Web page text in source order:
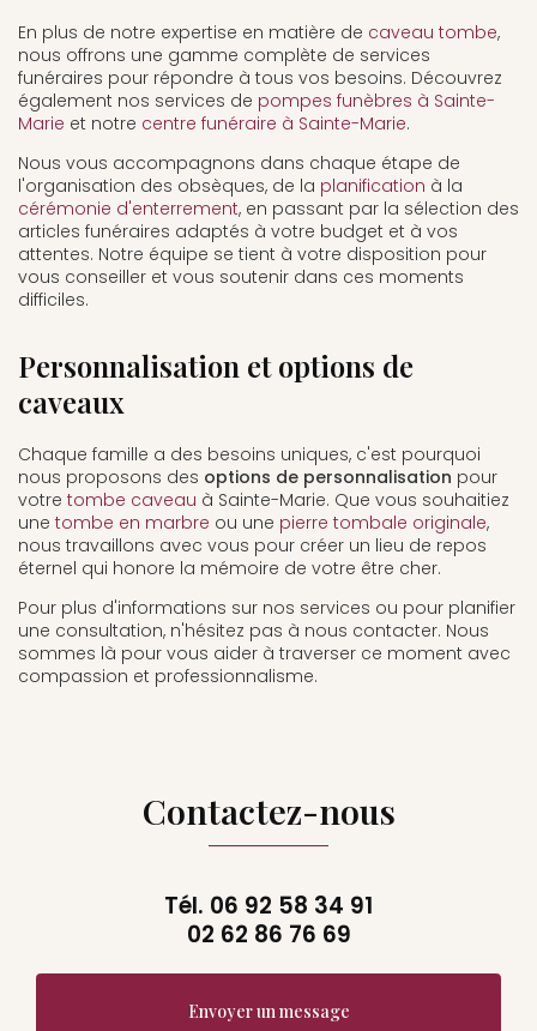
En plus de notre expertise en matière de caveau tombe,
nous offrons une gamme complète de services
funéraires pour répondre à tous vos besoins. Découvrez
également nos services de pompes funèbres à Sainte-
Marie et notre centre funéraire à Sainte-Marie.
Nous vous accompagnons dans chaque étape de
l'organisation des obsèques, de la planification à la
cérémonie d'enterrement, en passant par la sélection des
articles funéraires adaptés à votre budget et à vos
attentes. Notre équipe se tient à votre disposition pour
vous conseiller et vous soutenir dans ces moments
difficiles.
Personnalisation et options de
caveaux
Chaque famille a des besoins uniques, c'est pourquoi
nous proposons des options de personnalisation pour
votre tombe caveau à Sainte-Marie. Que vous souhaitiez
une tombe en marbre ou une pierre tombale originale,
nous travaillons avec vous pour créer un lieu de repos
éternel qui honore la mémoire de votre être cher.
Pour plus d'informations sur nos services ou pour planifier
une consultation, n'hésitez pas à nous contacter. Nous
sommes là pour vous aider à traverser ce moment avec
compassion et professionnalisme.
Contactez-nous
Tél. 06 92 58 34 91
02 62 86 76 69
Envoyer un message